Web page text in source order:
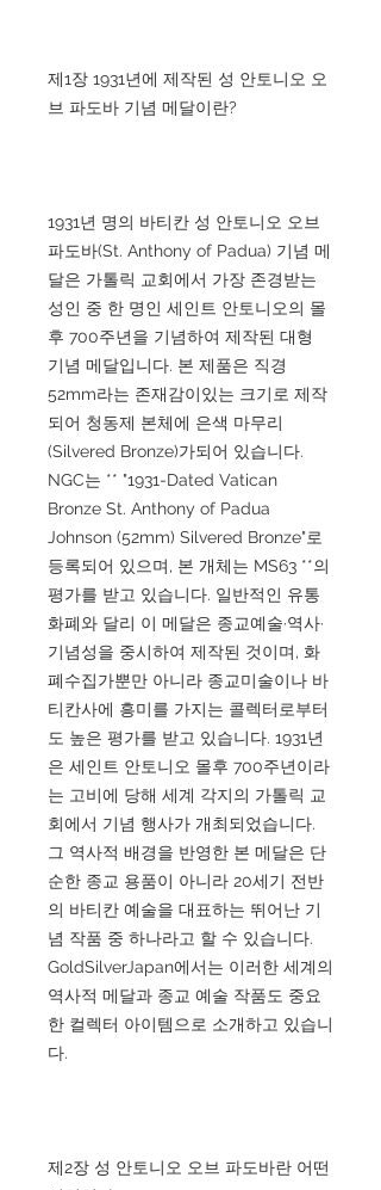
제1장 1931년에 제작된 성 안토니오 오
브 파도바 기념 메달이란?
1931년 명의 바티칸 성 안토니오 오브
파도바(St. Anthony of Padua) 기념 메
달은 가톨릭 교회에서 가장 존경받는
성인 중 한 명인 세인트 안토니오의 몰
후 700주년을 기념하여 제작된 대형
기념 메달입니다. 본 제품은 직경
52mm라는 존재감이있는 크기로 제작
되어 청동제 본체에 은색 마무리
(Silvered Bronze)가되어 있습니다.
NGC는 ** "1931-Dated Vatican
Bronze St. Anthony of Padua
Johnson (52mm) Silvered Bronze"로
등록되어 있으며, 본 개체는 MS63 **의
평가를 받고 있습니다. 일반적인 유통
화폐와 달리 이 메달은 종교예술·역사·
기념성을 중시하여 제작된 것이며, 화
폐수집가뿐만 아니라 종교미술이나 바
티칸사에 흥미를 가지는 콜렉터로부터
도 높은 평가를 받고 있습니다. 1931년
은 세인트 안토니오 몰후 700주년이라
는 고비에 당해 세계 각지의 가톨릭 교
회에서 기념 행사가 개최되었습니다.
그 역사적 배경을 반영한 본 메달은 단
순한 종교 용품이 아니라 20세기 전반
의 바티칸 예술을 대표하는 뛰어난 기
념 작품 중 하나라고 할 수 있습니다.
GoldSilverJapan에서는 이러한 세계의
역사적 메달과 종교 예술 작품도 중요
한 컬렉터 아이템으로 소개하고 있습니
다.
제2장 성 안토니오 오브 파도바란 어떤